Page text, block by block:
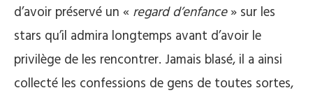
d’avoir préservé un « regard d’enfance» sur les
stars qu’il admira longtemps avant d’avoir le
privilège de les rencontrer. Jamais blasé, il a ainsi
collecté les confessions de gens de toutes sortes,